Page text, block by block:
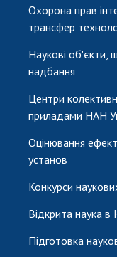
Охорона прав
трансфер
Наукові об'єкти,
надбання
Центри
приладами НАН
Оцінювання
установ
Конкурси
Відкрита наука в
Підготовка